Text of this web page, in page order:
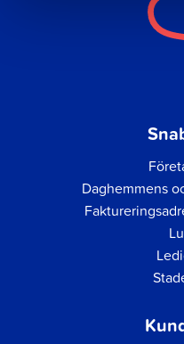
Daghemmens